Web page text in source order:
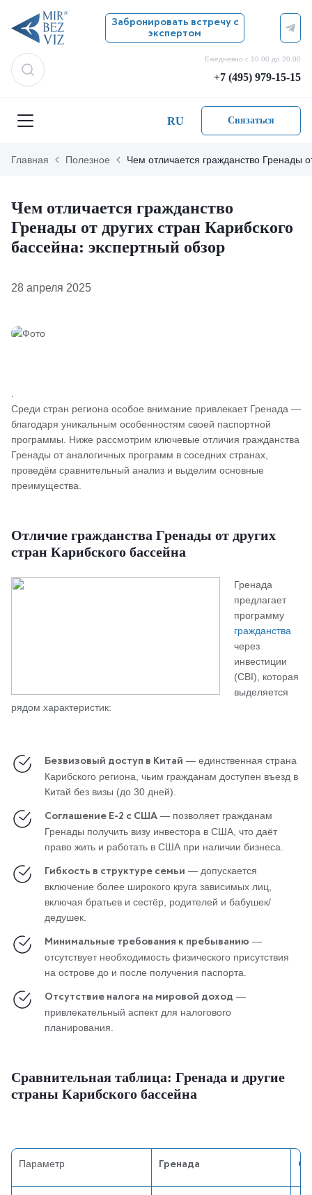
Забронировать встречу с
экспертом
Ежедневно с 10.00 до 20.00
+7 (495) 979-15-15
RU Связаться
Главная Полезное Чем отличается гражданство Гренады
Чем отличается гражданство
Гренады от других стран Карибского
бассейна: экспертный обзор
28 апреля 2025
Среди стран региона особое внимание привлекает Гренада —
благодаря уникальным особенностям своей паспортной
программы. Ниже рассмотрим ключевые отличия гражданства
Гренады от аналогичных программ в соседних странах,
проведём сравнительный анализ и выделим основные
преимущества.
Отличие гражданства Гренады от других
стран Карибского бассейна
Гренада
предлагает
программу
гражданства
через
инвестиции
(CBI), которая
выделяется
рядом характеристик:
Безвизовый доступ в Китай — единственная страна
Карибского региона, чьим гражданам доступен въезд в
Китай без визы (до 30 дней).
Соглашение E-2 с США — позволяет гражданам
Гренады получить визу инвестора в США, что даёт
право жить и работать в США при наличии бизнеса.
Гибкость в структуре семьи — допускается
включение более широкого круга зависимых лиц,
включая братьев и сестёр, родителей и бабушек/
дедушек.
Минимальные требования к пребыванию —
отсутствует необходимость физического присутствия
на острове до и после получения паспорта.
Отсутствие налога на мировой доход —
привлекательный аспект для налогового
планирования.
Сравнительная таблица: Гренада и другие
страны Карибского бассейна
Параметр Гренада